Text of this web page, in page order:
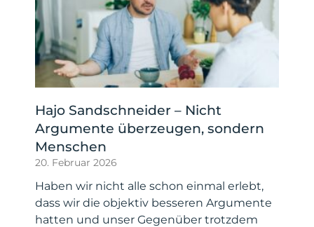
Hajo Sandschneider – Nicht
Argumente überzeugen, sondern
Menschen
20. Februar 2026
Haben wir nicht alle schon einmal erlebt,
dass wir die objektiv besseren Argumente
hatten und unser Gegenüber trotzdem